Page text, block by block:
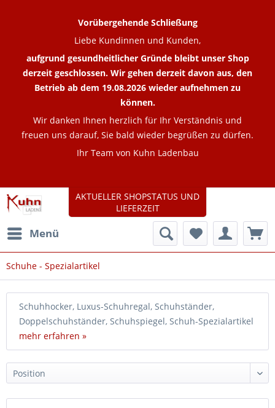
Menü
Schuhe - Spezialartikel
Schuhhocker, Luxus-Schuhregal, Schuhständer,
Doppelschuhständer, Schuhspiegel, Schuh-Spezialartikel
mehr erfahren »
AKTUELLER SHOPSTATUS UND
LIEFERZEIT
Vorübergehende Schließung
Liebe Kundinnen und Kunden,
aufgrund gesundheitlicher Gründe bleibt unser Shop
derzeit geschlossen. Wir gehen derzeit davon aus, den
Betrieb ab dem 19.08.2026 wieder aufnehmen zu
können.
Wir danken Ihnen herzlich für Ihr Verständnis und
freuen uns darauf, Sie bald wieder begrüßen zu dürfen.
Ihr Team von Kuhn Ladenbau